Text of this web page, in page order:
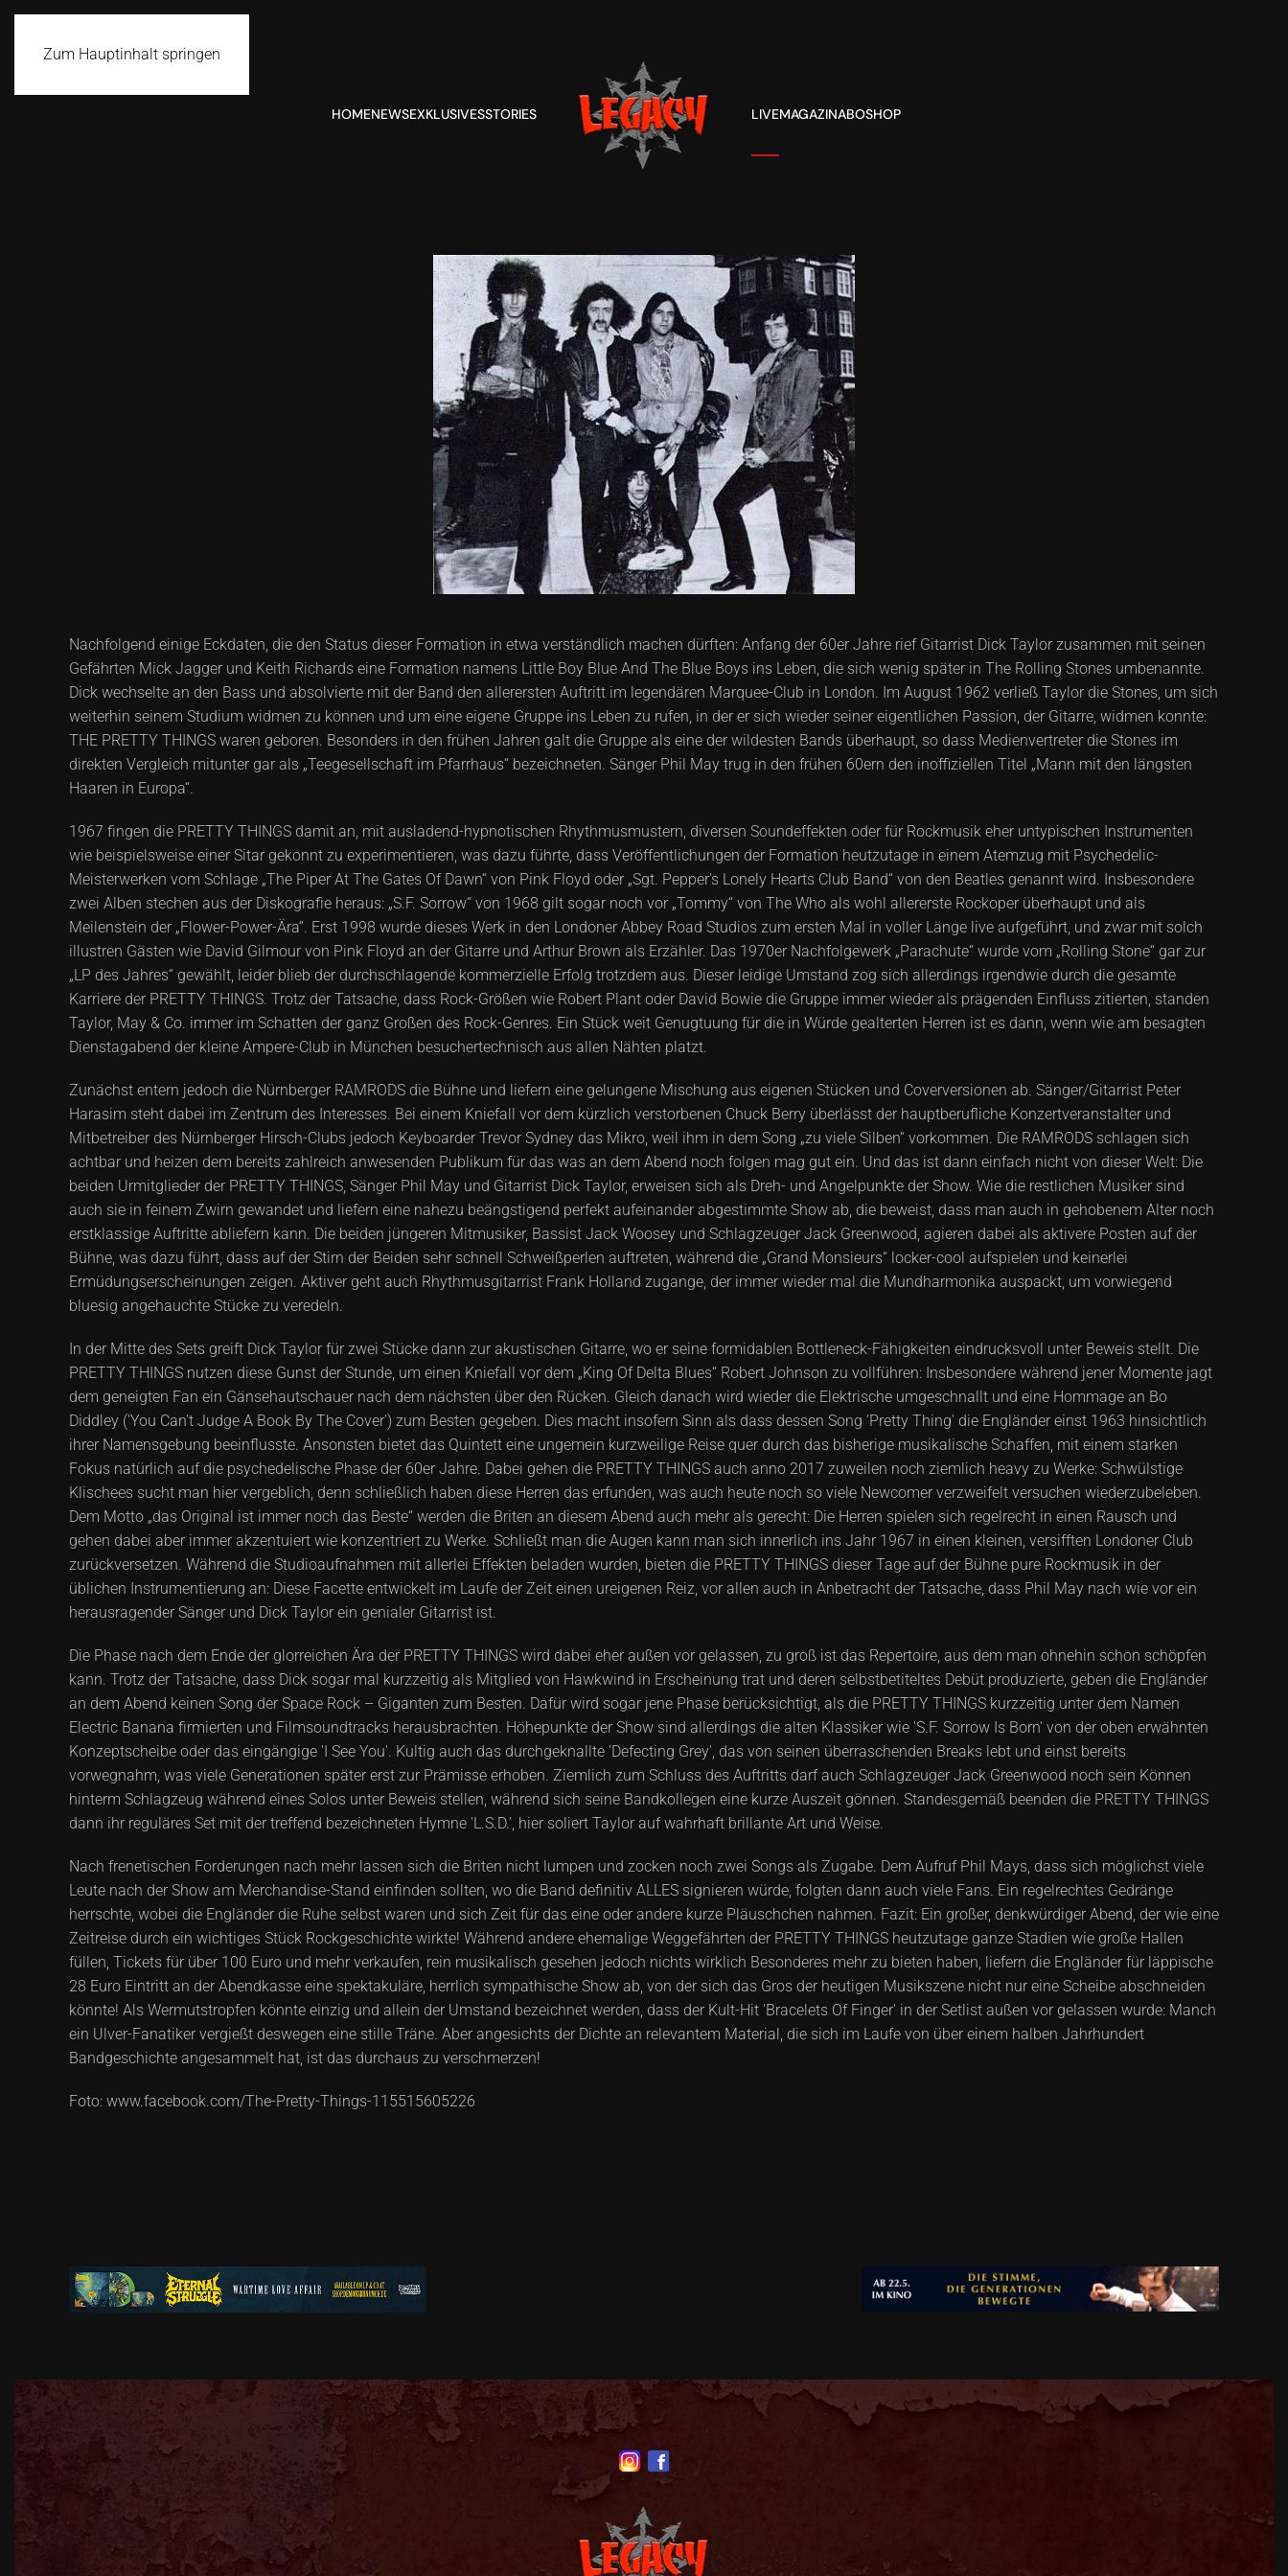
Zum Hauptinhalt springen
HOMENEWSEXKLUSIVESSTORIES LIVEMAGAZINABOSHOP
Nachfolgend einige Eckdaten, die den Status dieser Formation in etwa verständlich machen dürften: Anfang der 60er Jahre rief Gitarrist Dick Taylor zusammen mit seinen
Gefährten Mick Jagger und Keith Richards eine Formation namens Little Boy Blue And The Blue Boys ins Leben, die sich wenig später in The Rolling Stones umbenannte.
Dick wechselte an den Bass und absolvierte mit der Band den allerersten Auftritt im legendären Marquee-Club in London. Im August 1962 verließ Taylor die Stones, um sich
weiterhin seinem Studium widmen zu können und um eine eigene Gruppe ins Leben zu rufen, in der er sich wieder seiner eigentlichen Passion, der Gitarre, widmen konnte:
THE PRETTY THINGS waren geboren. Besonders in den frühen Jahren galt die Gruppe als eine der wildesten Bands überhaupt, so dass Medienvertreter die Stones im
direkten Vergleich mitunter gar als „Teegesellschaft im Pfarrhaus“ bezeichneten. Sänger Phil May trug in den frühen 60ern den inoffiziellen Titel „Mann mit den längsten
Haaren in Europa“.
1967 fingen die PRETTY THINGS damit an, mit ausladend-hypnotischen Rhythmusmustern, diversen Soundeffekten oder für Rockmusik eher untypischen Instrumenten
wie beispielsweise einer Sitar gekonnt zu experimentieren, was dazu führte, dass Veröffentlichungen der Formation heutzutage in einem Atemzug mit Psychedelic-
Meisterwerken vom Schlage „The Piper At The Gates Of Dawn“ von Pink Floyd oder „Sgt. Pepper's Lonely Hearts Club Band“ von den Beatles genannt wird. Insbesondere
zwei Alben stechen aus der Diskografie heraus: „S.F. Sorrow“ von 1968 gilt sogar noch vor „Tommy“ von The Who als wohl allererste Rockoper überhaupt und als
Meilenstein der „Flower-Power-Ära“. Erst 1998 wurde dieses Werk in den Londoner Abbey Road Studios zum ersten Mal in voller Länge live aufgeführt, und zwar mit solch
illustren Gästen wie David Gilmour von Pink Floyd an der Gitarre und Arthur Brown als Erzähler. Das 1970er Nachfolgewerk „Parachute“ wurde vom „Rolling Stone“ gar zur
„LP des Jahres“ gewählt, leider blieb der durchschlagende kommerzielle Erfolg trotzdem aus. Dieser leidige Umstand zog sich allerdings irgendwie durch die gesamte
Karriere der PRETTY THINGS. Trotz der Tatsache, dass Rock-Größen wie Robert Plant oder David Bowie die Gruppe immer wieder als prägenden Einfluss zitierten, standen
Taylor, May & Co. immer im Schatten der ganz Großen des Rock-Genres. Ein Stück weit Genugtuung für die in Würde gealterten Herren ist es dann, wenn wie am besagten
Dienstagabend der kleine Ampere-Club in München besuchertechnisch aus allen Nähten platzt.
Zunächst entern jedoch die Nürnberger RAMRODS die Bühne und liefern eine gelungene Mischung aus eigenen Stücken und Coverversionen ab. Sänger/Gitarrist Peter
Harasim steht dabei im Zentrum des Interesses. Bei einem Kniefall vor dem kürzlich verstorbenen Chuck Berry überlässt der hauptberufliche Konzertveranstalter und
Mitbetreiber des Nürnberger Hirsch-Clubs jedoch Keyboarder Trevor Sydney das Mikro, weil ihm in dem Song „zu viele Silben“ vorkommen. Die RAMRODS schlagen sich
achtbar und heizen dem bereits zahlreich anwesenden Publikum für das was an dem Abend noch folgen mag gut ein. Und das ist dann einfach nicht von dieser Welt: Die
beiden Urmitglieder der PRETTY THINGS, Sänger Phil May und Gitarrist Dick Taylor, erweisen sich als Dreh- und Angelpunkte der Show. Wie die restlichen Musiker sind
auch sie in feinem Zwirn gewandet und liefern eine nahezu beängstigend perfekt aufeinander abgestimmte Show ab, die beweist, dass man auch in gehobenem Alter noch
erstklassige Auftritte abliefern kann. Die beiden jüngeren Mitmusiker, Bassist Jack Woosey und Schlagzeuger Jack Greenwood, agieren dabei als aktivere Posten auf der
Bühne, was dazu führt, dass auf der Stirn der Beiden sehr schnell Schweißperlen auftreten, während die „Grand Monsieurs“ locker-cool aufspielen und keinerlei
Ermüdungserscheinungen zeigen. Aktiver geht auch Rhythmusgitarrist Frank Holland zugange, der immer wieder mal die Mundharmonika auspackt, um vorwiegend
bluesig angehauchte Stücke zu veredeln.
In der Mitte des Sets greift Dick Taylor für zwei Stücke dann zur akustischen Gitarre, wo er seine formidablen Bottleneck-Fähigkeiten eindrucksvoll unter Beweis stellt. Die
PRETTY THINGS nutzen diese Gunst der Stunde, um einen Kniefall vor dem „King Of Delta Blues“ Robert Johnson zu vollführen: Insbesondere während jener Momente jagt
dem geneigten Fan ein Gänsehautschauer nach dem nächsten über den Rücken. Gleich danach wird wieder die Elektrische umgeschnallt und eine Hommage an Bo
Diddley ('You Can't Judge A Book By The Cover') zum Besten gegeben. Dies macht insofern Sinn als dass dessen Song 'Pretty Thing' die Engländer einst 1963 hinsichtlich
ihrer Namensgebung beeinflusste. Ansonsten bietet das Quintett eine ungemein kurzweilige Reise quer durch das bisherige musikalische Schaffen, mit einem starken
Fokus natürlich auf die psychedelische Phase der 60er Jahre. Dabei gehen die PRETTY THINGS auch anno 2017 zuweilen noch ziemlich heavy zu Werke: Schwülstige
Klischees sucht man hier vergeblich, denn schließlich haben diese Herren das erfunden, was auch heute noch so viele Newcomer verzweifelt versuchen wiederzubeleben.
Dem Motto „das Original ist immer noch das Beste“ werden die Briten an diesem Abend auch mehr als gerecht: Die Herren spielen sich regelrecht in einen Rausch und
gehen dabei aber immer akzentuiert wie konzentriert zu Werke. Schließt man die Augen kann man sich innerlich ins Jahr 1967 in einen kleinen, versifften Londoner Club
zurückversetzen. Während die Studioaufnahmen mit allerlei Effekten beladen wurden, bieten die PRETTY THINGS dieser Tage auf der Bühne pure Rockmusik in der
üblichen Instrumentierung an: Diese Facette entwickelt im Laufe der Zeit einen ureigenen Reiz, vor allen auch in Anbetracht der Tatsache, dass Phil May nach wie vor ein
herausragender Sänger und Dick Taylor ein genialer Gitarrist ist.
Die Phase nach dem Ende der glorreichen Ära der PRETTY THINGS wird dabei eher außen vor gelassen, zu groß ist das Repertoire, aus dem man ohnehin schon schöpfen
kann. Trotz der Tatsache, dass Dick sogar mal kurzzeitig als Mitglied von Hawkwind in Erscheinung trat und deren selbstbetiteltes Debüt produzierte, geben die Engländer
an dem Abend keinen Song der Space Rock – Giganten zum Besten. Dafür wird sogar jene Phase berücksichtigt, als die PRETTY THINGS kurzzeitig unter dem Namen
Electric Banana firmierten und Filmsoundtracks herausbrachten. Höhepunkte der Show sind allerdings die alten Klassiker wie 'S.F. Sorrow Is Born' von der oben erwähnten
Konzeptscheibe oder das eingängige 'I See You'. Kultig auch das durchgeknallte 'Defecting Grey', das von seinen überraschenden Breaks lebt und einst bereits
vorwegnahm, was viele Generationen später erst zur Prämisse erhoben. Ziemlich zum Schluss des Auftritts darf auch Schlagzeuger Jack Greenwood noch sein Können
hinterm Schlagzeug während eines Solos unter Beweis stellen, während sich seine Bandkollegen eine kurze Auszeit gönnen. Standesgemäß beenden die PRETTY THINGS
dann ihr reguläres Set mit der treffend bezeichneten Hymne 'L.S.D.', hier soliert Taylor auf wahrhaft brillante Art und Weise.
Nach frenetischen Forderungen nach mehr lassen sich die Briten nicht lumpen und zocken noch zwei Songs als Zugabe. Dem Aufruf Phil Mays, dass sich möglichst viele
Leute nach der Show am Merchandise-Stand einfinden sollten, wo die Band definitiv ALLES signieren würde, folgten dann auch viele Fans. Ein regelrechtes Gedränge
herrschte, wobei die Engländer die Ruhe selbst waren und sich Zeit für das eine oder andere kurze Pläuschchen nahmen. Fazit: Ein großer, denkwürdiger Abend, der wie eine
Zeitreise durch ein wichtiges Stück Rockgeschichte wirkte! Während andere ehemalige Weggefährten der PRETTY THINGS heutzutage ganze Stadien wie große Hallen
füllen, Tickets für über 100 Euro und mehr verkaufen, rein musikalisch gesehen jedoch nichts wirklich Besonderes mehr zu bieten haben, liefern die Engländer für läppische
28 Euro Eintritt an der Abendkasse eine spektakuläre, herrlich sympathische Show ab, von der sich das Gros der heutigen Musikszene nicht nur eine Scheibe abschneiden
könnte! Als Wermutstropfen könnte einzig und allein der Umstand bezeichnet werden, dass der Kult-Hit 'Bracelets Of Finger' in der Setlist außen vor gelassen wurde: Manch
ein Ulver-Fanatiker vergießt deswegen eine stille Träne. Aber angesichts der Dichte an relevantem Material, die sich im Laufe von über einem halben Jahrhundert
Bandgeschichte angesammelt hat, ist das durchaus zu verschmerzen!
Foto: www.facebook.com/The-Pretty-Things-115515605226